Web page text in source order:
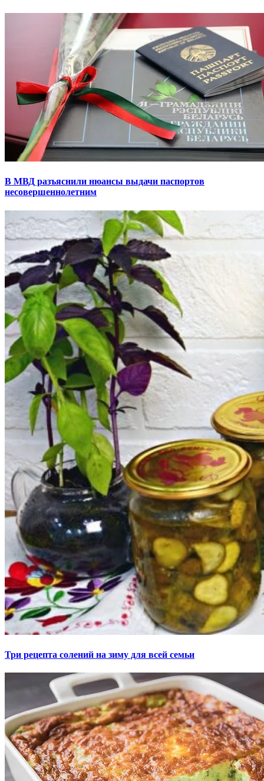
В МВД разъяснили нюансы выдачи паспортов
несовершеннолетним
Три рецепта солений на зиму для всей семьи